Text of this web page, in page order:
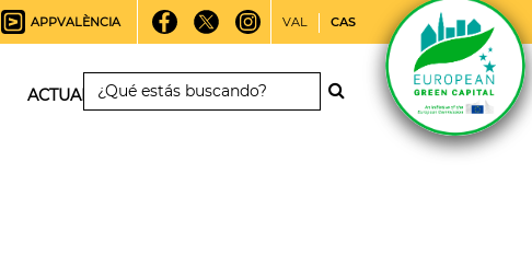
APPVALÈNCIA VAL CAS
ACTUALIDAD